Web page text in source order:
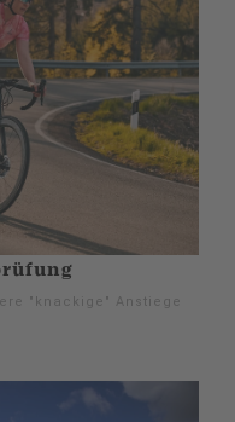
"knackige" Anstiege